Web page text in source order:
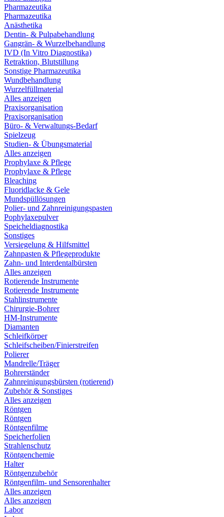
Pharmazeutika
Pharmazeutika
Anästhetika
Dentin- & Pulpabehandlung
Gangrän- & Wurzelbehandlung
IVD (In Vitro Diagnostika)
Retraktion, Blutstillung
Sonstige Pharmazeutika
Wundbehandlung
Wurzelfüllmaterial
Alles anzeigen
Praxisorganisation
Praxisorganisation
Büro- & Verwaltungs-Bedarf
Spielzeug
Studien- & Übungsmaterial
Alles anzeigen
Prophylaxe & Pflege
Prophylaxe & Pflege
Bleaching
Fluoridlacke & Gele
Mundspüllösungen
Polier- und Zahnreinigungspasten
Pophylaxepulver
Speicheldiagnostika
Sonstiges
Versiegelung & Hilfsmittel
Zahnpasten & Pflegeprodukte
Zahn- und Interdentalbürsten
Alles anzeigen
Rotierende Instrumente
Rotierende Instrumente
Stahlinstrumente
Chirurgie-Bohrer
HM-Instrumente
Diamanten
Schleifkörper
Schleifscheiben/Finierstreifen
Polierer
Mandrelle/Träger
Bohrerständer
Zahnreinigungsbürsten (rotierend)
Zubehör & Sonstiges
Alles anzeigen
Röntgen
Röntgen
Röntgenfilme
Speicherfolien
Strahlenschutz
Röntgenchemie
Halter
Röntgenzubehör
Röntgenfilm- und Sensorenhalter
Alles anzeigen
Alles anzeigen
Labor